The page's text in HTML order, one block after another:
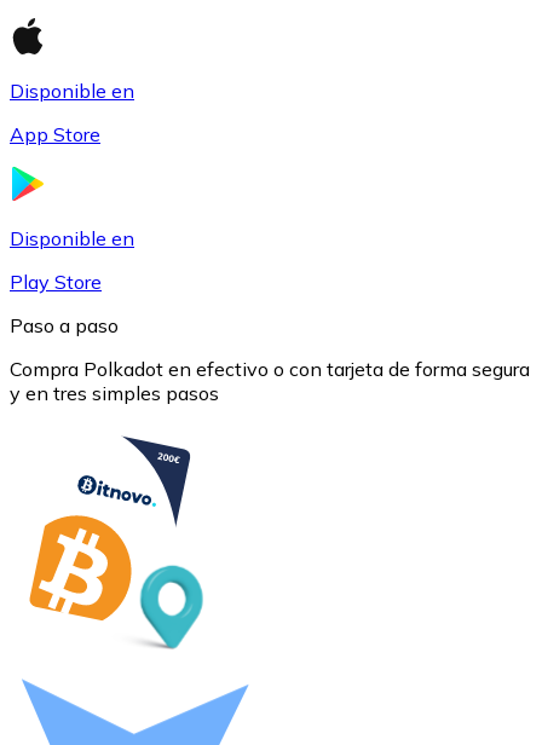
USD Coin
Litecoin
LTC
Disponible en
App Store
Disponible en
Play Store
Paso a paso
Compra Polkadot en efectivo o con tarjeta de forma segura
y en tres simples pasos